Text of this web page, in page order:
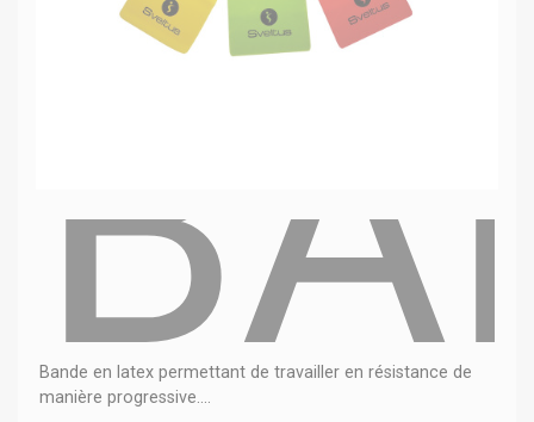
Bande en latex permettant de travailler en résistance de
manière progressive....